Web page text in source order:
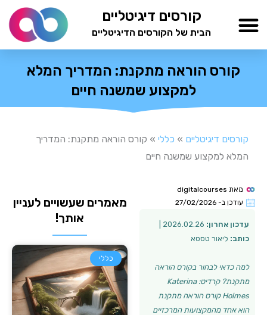
לתוכן
קורסים דיגיטליים
הבית של הקורסים הדיגיטליים
קורס הוראה מתקנת: המדריך המלא
למקצוע שמשנה חיים
קורסים דיגיטליים » כללי » קורס הוראה מתקנת: המדריך
המלא למקצוע שמשנה חיים
מאת
עודכן ב- 27/02/2026
עדכון אחרון:
כותב: ליאור טסטא
למה כדאי לבחור בקורס הוראה
מתקנת? קרדיט: Katerina
Holmes קורס הוראה מתקנת
הוא אחד מהמקצועות המרכזיים
מאמרים שעשויים לעניין
אותך!
כללי